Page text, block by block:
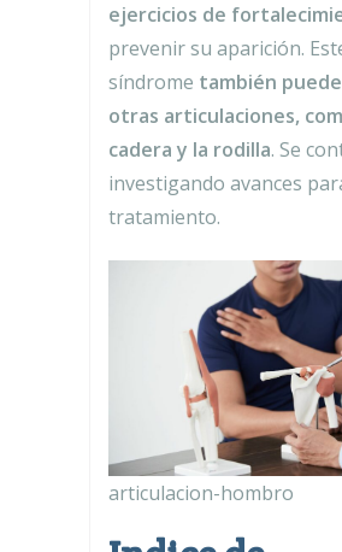
ejercicios de
prevenir su aparición.
síndrome también
otras articulaciones,
cadera y la rodilla. Se
investigando avances
tratamiento.
articulacion-hombro